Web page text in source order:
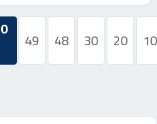
10
20
30
48
49